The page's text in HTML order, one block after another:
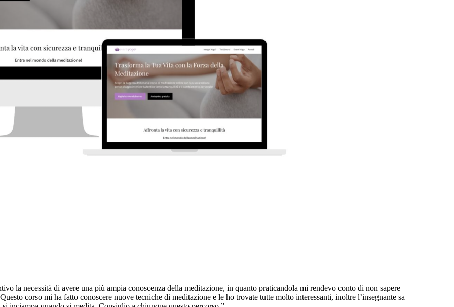
la necessità di avere una più ampia conoscenza della meditazione, in quanto praticandola mi rendevo conto di non sapere
corso mi ha fatto conoscere nuove tecniche di meditazione e le ho trovate tutte molto interessanti, inoltre l’insegnante sa